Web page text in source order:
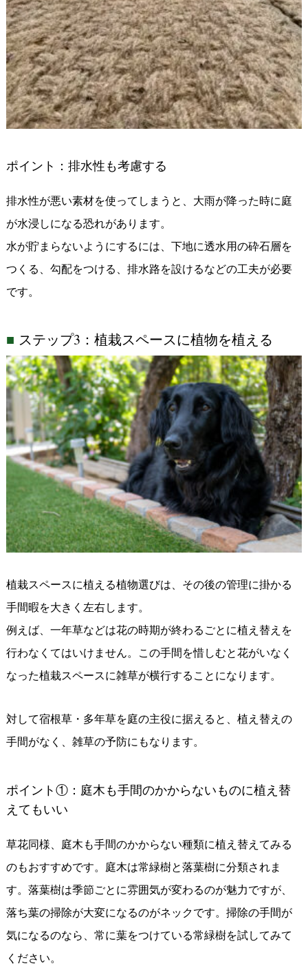
ポイント：排水性も考慮する
排水性が悪い素材を使ってしまうと、大雨が降った時に庭
が水浸しになる恐れがあります。
水が貯まらないようにするには、下地に透水用の砕石層を
つくる、勾配をつける、排水路を設けるなどの工夫が必要
です。
ステップ3 ：植栽スペースに植物を植える
植栽スペースに植える植物選びは、その後の管理に掛かる
手間暇を大きく左右します。
例えば、一年草などは花の時期が終わるごとに植え替えを
行わなくてはいけません。この手間を惜しむと花がいなく
なった植栽スペースに雑草が横行することになります。
対して宿根草・多年草を庭の主役に据えると、植え替えの
手間がなく、雑草の予防にもなります。
ポイント①：庭木も手間のかからないものに植え替
えてもいい
草花同様、庭木も手間のかからない種類に植え替えてみる
のもおすすめです。庭木は常緑樹と落葉樹に分類されま
す。落葉樹は季節ごとに雰囲気が変わるのが魅力ですが、
落ち葉の掃除が大変になるのがネックです。掃除の手間が
気になるのなら、常に葉をつけている常緑樹を試してみて
ください。